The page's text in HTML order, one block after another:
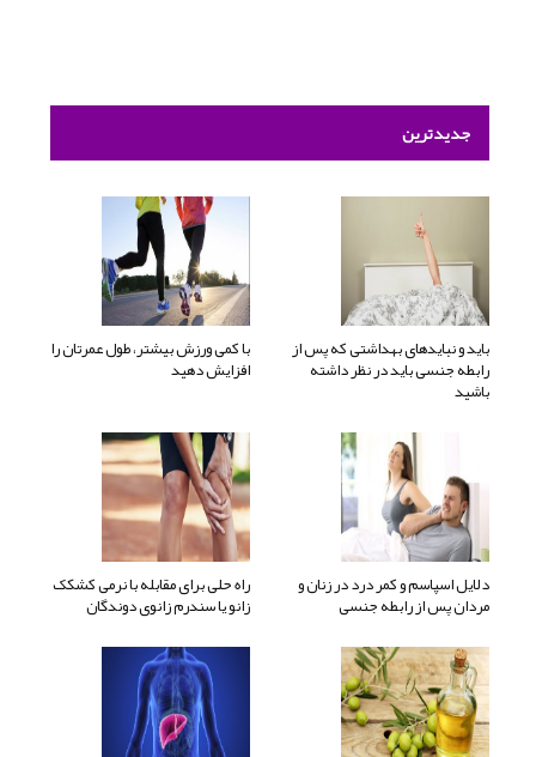
جدیدترین
باید و نبایدهای بهداشتی که پس از
رابطه جنسی باید در نظر داشته
باشید
با کمی ورزش بیشتر، طول عمرتان را
افزایش دهید
دلایل اسپاسم و کمر درد در زنان و
مردان پس از رابطه جنسی
راه حلی برای مقابله با نرمی کشکک
زانو یا سندرم زانوی دوندگان